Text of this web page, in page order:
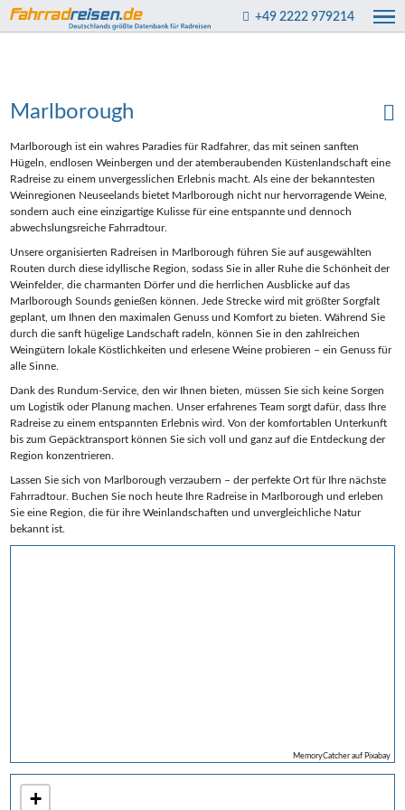
+49 2222 979214
MemoryCatcher auf Pixabay
+
Marlborough
Marlborough ist ein wahres Paradies für Radfahrer, das mit seinen sanften
Hügeln, endlosen Weinbergen und der atemberaubenden Küstenlandschaft eine
Radreise zu einem unvergesslichen Erlebnis macht. Als eine der bekanntesten
Weinregionen Neuseelands bietet Marlborough nicht nur hervorragende Weine,
sondern auch eine einzigartige Kulisse für eine entspannte und dennoch
abwechslungsreiche Fahrradtour.
Unsere organisierten Radreisen in Marlborough führen Sie auf ausgewählten
Routen durch diese idyllische Region, sodass Sie in aller Ruhe die Schönheit der
Weinfelder, die charmanten Dörfer und die herrlichen Ausblicke auf das
Marlborough Sounds genießen können. Jede Strecke wird mit größter Sorgfalt
geplant, um Ihnen den maximalen Genuss und Komfort zu bieten. Während Sie
durch die sanft hügelige Landschaft radeln, können Sie in den zahlreichen
Weingütern lokale Köstlichkeiten und erlesene Weine probieren – ein Genuss für
alle Sinne.
Dank des Rundum-Service, den wir Ihnen bieten, müssen Sie sich keine Sorgen
um Logistik oder Planung machen. Unser erfahrenes Team sorgt dafür, dass Ihre
Radreise zu einem entspannten Erlebnis wird. Von der komfortablen Unterkunft
bis zum Gepäcktransport können Sie sich voll und ganz auf die Entdeckung der
Region konzentrieren.
Lassen Sie sich von Marlborough verzaubern – der perfekte Ort für Ihre nächste
Fahrradtour. Buchen Sie noch heute Ihre Radreise in Marlborough und erleben
Sie eine Region, die für ihre Weinlandschaften und unvergleichliche Natur
bekannt ist.